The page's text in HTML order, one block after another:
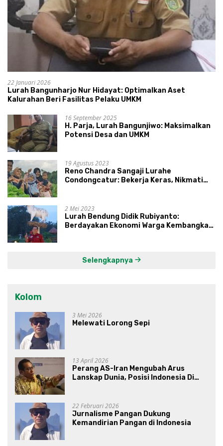
22 Januari 2026
Lurah Bangunharjo Nur Hidayat: Optimalkan Aset
Kalurahan Beri Fasilitas Pelaku UMKM
16 September 2025
H. Parja, Lurah Bangunjiwo: Maksimalkan
Potensi Desa dan UMKM
19 Agustus 2023
Reno Chandra Sangaji Lurahe
Condongcatur: Bekerja Keras, Nikmati
2 Mei 2023
Lurah Bendung Didik Rubiyanto:
Berdayakan Ekonomi Warga Kembangkan
Selengkapnya
Kolom
3 Mei 2026
Melewati Lorong Sepi
13 April 2026
Perang AS-Iran Mengubah Arus
Lanskap Dunia, Posisi Indonesia Di
22 Februari 2026
Jurnalisme Pangan Dukung
Kemandirian Pangan di Indonesia